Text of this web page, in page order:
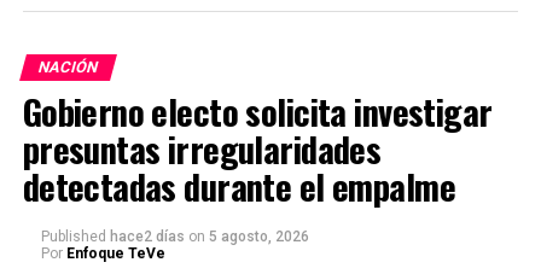
NACIÓN
Gobierno electo solicita investigar
presuntas irregularidades
detectadas durante el empalme
Published hace2 días on 5 agosto, 2026
Por Enfoque TeVe